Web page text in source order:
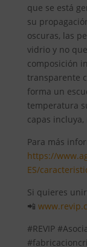
que se está
su
oscuras, las
vidrio y no
composición
transparente
forma un
temperatura
capas
Para más
https://
ES/
Si quieres
📲
#REVIP